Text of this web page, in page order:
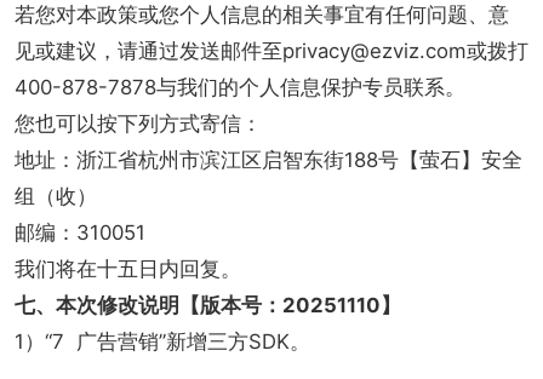
若您对本政策或您个人信息的相关事宜有任何问题、意
见或建议，请通过发送邮件至privacy@ezviz.com或拨打
400-878-7878与我们的个人信息保护专员联系。
您也可以按下列方式寄信：
地址：浙江省杭州市滨江区启智东街188号【萤石】安全
组（收）
邮编：310051
我们将在十五日内回复。
七、本次修改说明【版本号：20251110】
1）“7 广告营销”新增三方SDK。